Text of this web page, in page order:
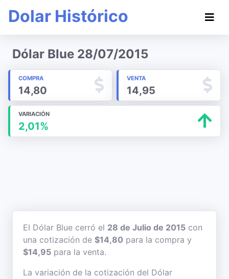
Dolar Histórico
Dólar Blue 28/07/2015
COMPRA
14,80
VENTA
14,95
VARIACIÓN
2,01%
El Dólar Blue cerró el 28 de Julio de 2015 con
una cotización de $14,80 para la compra y
$14,95 para la venta.
La variación de la cotización del Dólar